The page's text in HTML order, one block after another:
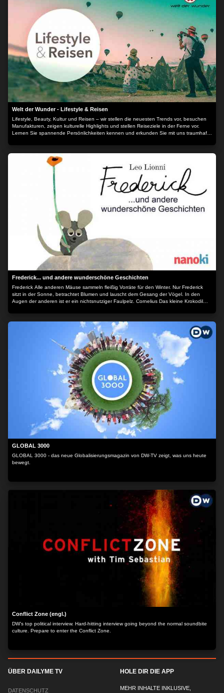
Welt der Wunder - Lifestyle & Reisen
Lifestyle, Beauty, Kultur und Reisen – wir stellen die neuesten Trends vor, besuchen
Manufakturen, zeigen kulturelle Highlights und stellen Reiseziele in der Ferne vor.
Lernen Sie spannende Persönlichkeiten kennen und erkunden Sie mit uns traumhafte
Frederick... und andere wunderschöne Geschichten
Frederick Alle anderen Mäuse sammeln fleißig Vorräte für den Winter. Nur Frederick
sitzt in der Sonne, betrachtet Blumen und lauscht dem Gesang der Vögel. In den
Augen der anderen ist er ein nichtsnutziger Faulpelz. Cornelius Das kleine Krokodil
Leben geht. Alle anderen Krokodile sind natürlich der Meinung, dass ein ordentliches
Krokodil sich auf allen Vieren fortbewegt. Sie machen ihm das Leben schwer mit ihren
ständigen Vorwürfen. It`s mine "Das ist meins!“ “Nein, gib her, das ist meins!“ So geht
das den lieben langen Tag. Keine Stunde vergeht, ohne dass sich Milton, Rupert und
Lydia, die drei kleinen Frösche, nicht um irgendetwas streiten. Selbst der alten weisen
Kröte gelingt es nicht, die Streithähne zu versöhnen. Fish is Fish Ein kleiner Fisch will
wie sein Freund, die Kaulquappe, eines Tages den Teich verlassen, um die Kühe mit
den Hörnern, die Menschen auf zwei Beinen, die Vögel in der Luft und die
riesengroßen Bäume zu sehen. Swimmy Swimmy sieht nicht nur anders aus als die
anderen kleinen Fische - er ist schwarz und die anderen sind rot - er schwimmt auch
schneller als alle anderen. Deshalb entkommt Swimmy auch als einziger dem großen,
gefräßigen Thunfisch. Jetzt schwimmt er allein durch den weiten Ozean. Der Inhalt
wird bereitgestellt von: PLAION PICTURES GmbH, Lochhamer Str. 9, 82152
Planegg/München
GLOBAL 3000
GLOBAL 3000 - das neue Globalisierungsmagazin von DW-TV zeigt, was uns heute
bewegt.
Conflict Zone (engl.)
DW's top political interview. Hard-hitting interview going beyond the normal soundbite
culture. Prepare to enter the Conflict Zone.
ÜBER DAILYME TV
DATENSCHUTZ
HOLE DIR DIE APP
MEHR INHALTE INKLUSIVE,